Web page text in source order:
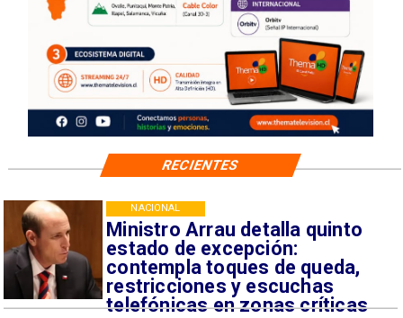
Ministro Arrau detalla quinto
estado de excepción:
contempla toques de queda,
restricciones y escuchas
telefónicas en zonas críticas
NACIONAL
RECIENTES